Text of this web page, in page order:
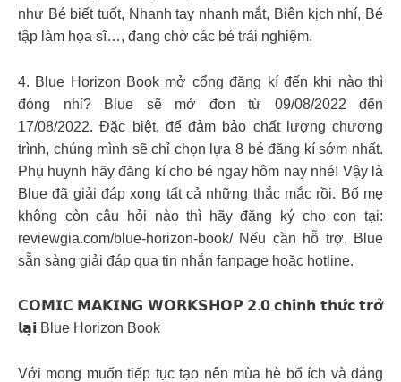
như Bé biết tuốt, Nhanh tay nhanh mắt, Biên kịch nhí, Bé
tập làm họa sĩ…, đang chờ các bé trải nghiệm.
4. Blue Horizon Book mở cổng đăng kí đến khi nào thì
đóng nhỉ? Blue sẽ mở đơn từ 09/08/2022 đến
17/08/2022. Đặc biệt, để đảm bảo chất lượng chương
trình, chúng mình sẽ chỉ chọn lựa 8 bé đăng kí sớm nhất.
Phụ huynh hãy đăng kí cho bé ngay hôm nay nhé! Vậy là
Blue đã giải đáp xong tất cả những thắc mắc rồi. Bố mẹ
không còn câu hỏi nào thì hãy đăng ký cho con tại:
reviewgia.com/blue-horizon-book/ Nếu cần hỗ trợ, Blue
sẵn sàng giải đáp qua tin nhắn fanpage hoặc hotline.
𝗖𝗢𝗠𝗜𝗖 𝗠𝗔𝗞𝗜𝗡𝗚 𝗪𝗢𝗥𝗞𝗦𝗛𝗢𝗣 𝟮.𝟬 𝗰𝗵𝗶́𝗻𝗵 𝘁𝗵𝘂̛́𝗰 𝘁𝗿𝗼̛̉
𝗹𝗮̣𝗶 Blue Horizon Book
Với mong muốn tiếp tục tạo nên mùa hè bổ ích và đáng